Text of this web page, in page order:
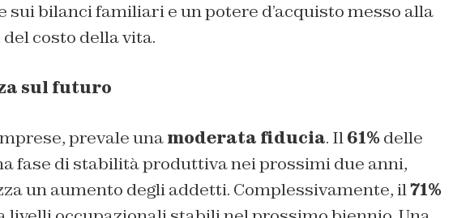
sui bilanci familiari e un potere d’acquisto messo alla
costo della vita.
sul futuro
prevale unamoderata fiducia. Il61% delle
fase di stabilità produttiva nei prossimi due anni,
un aumento degli addetti. Complessivamente, il71%